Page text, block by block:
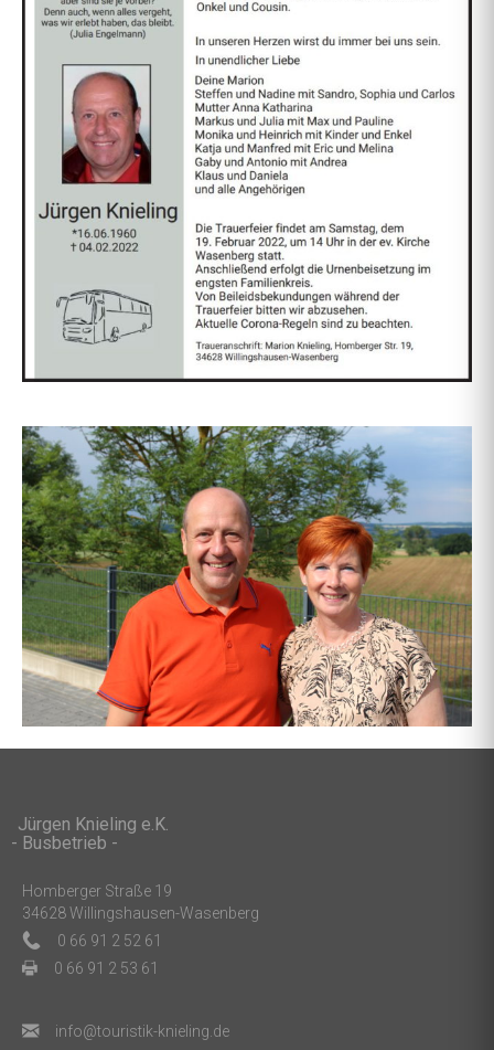
Jürgen Knieling e.K.
- Busbetrieb -
Homberger Straße 19
34628 Willingshausen-Wasenberg
0 66 91 2 52 61
0 66 91 2 53 61
ed.gnileink-kitsiruot@ofni